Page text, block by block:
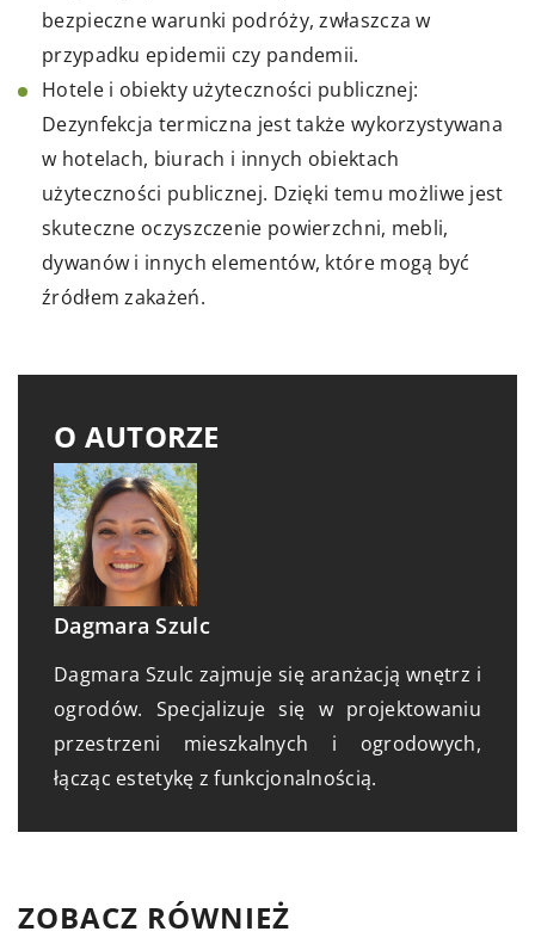
bezpieczne warunki podróży, zwłaszcza w
przypadku epidemii czy pandemii.
Hotele i obiekty użyteczności publicznej:
Dezynfekcja termiczna jest także wykorzystywana
w hotelach, biurach i innych obiektach
użyteczności publicznej. Dzięki temu możliwe jest
skuteczne oczyszczenie powierzchni, mebli,
dywanów i innych elementów, które mogą być
źródłem zakażeń.
O AUTORZE
Dagmara Szulc
Dagmara Szulc zajmuje się aranżacją wnętrz i
ogrodów. Specjalizuje się w projektowaniu
przestrzeni mieszkalnych i ogrodowych,
łącząc estetykę z funkcjonalnością.
ZOBACZ RÓWNIEŻ